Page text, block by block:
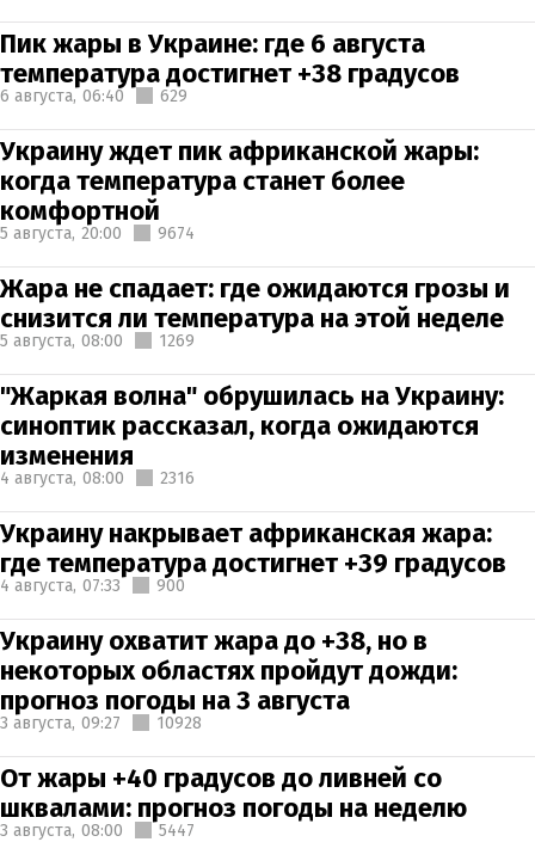
Пик жары в Украине: где 6 августа
температура достигнет +38 градусов
6 августа, 06:40 629
Украину ждет пик африканской жары:
когда температура станет более
комфортной
5 августа, 20:00 9674
Жара не спадает: где ожидаются грозы и
снизится ли температура на этой неделе
5 августа, 08:00 1269
"Жаркая волна" обрушилась на Украину:
синоптик рассказал, когда ожидаются
изменения
4 августа, 08:00 2316
Украину накрывает африканская жара:
где температура достигнет +39 градусов
4 августа, 07:33 900
Украину охватит жара до +38, но в
некоторых областях пройдут дожди:
прогноз погоды на 3 августа
3 августа, 09:27 10928
От жары +40 градусов до ливней со
шквалами: прогноз погоды на неделю
3 августа, 08:00 5447